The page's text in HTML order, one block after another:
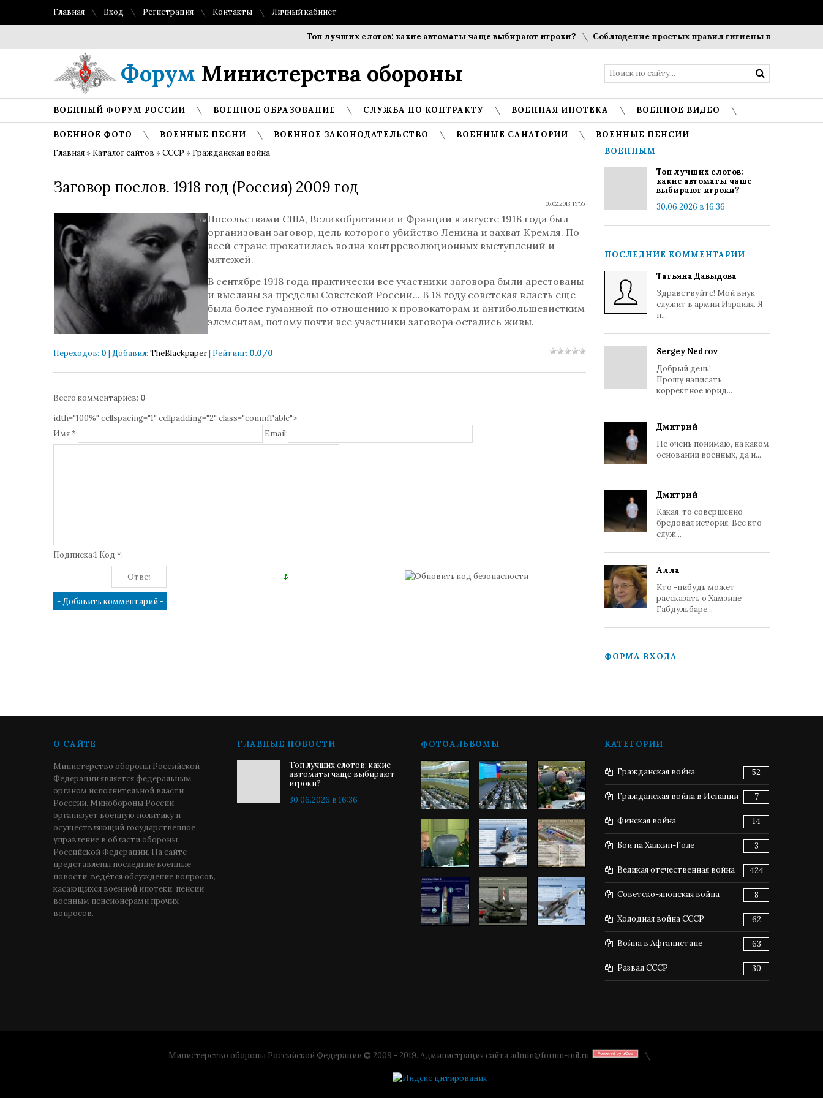
Главная Вход Регистрация Контакты Личный кабинет
Топ лучших слотов: какие автоматы чаще выбирают игроки? Соблюдение простых правил гигиены помогает
Форум Министерства обороны
ВОЕННЫЙ ФОРУМ РОССИИ ВОЕННОЕ ОБРАЗОВАНИЕ СЛУЖБА ПО КОНТРАКТУ ВОЕННАЯ ИПОТЕКА ВОЕННОЕ ВИДЕО
ВОЕННОЕ ФОТО ВОЕННЫЕ ПЕСНИ ВОЕННОЕ ЗАКОНОДАТЕЛЬСТВО ВОЕННЫЕ САНАТОРИИ
ВОЕННЫЕ ПЕНСИИ
Главная » Каталог сайтов »СССР » Гражданская война
Заговор послов. 1918 год (Россия) 2009 год
07.02.2013, 15:55
Посольствами США, Великобритании и Франции в августе 1918 года был
организован заговор, цель которого убийство Ленина и захват Кремля. По
всей стране прокатилась волна контрреволюционных выступлений и
мятежей.
В сентябре 1918 года практически все участники заговора были арестованы
и высланы за пределы Советской России... В 18 году советская власть еще
была более гуманной по отношению к провокаторам и антибольшевистким
элементам, потому почти все участники заговора остались живы.
Переходов: 0 | Добавил: TheBlackpaper| Рейтинг: 0.0/0
Всего комментариев: 0
idth="100%" cellspacing="1" cellpadding="2" class="commTable">
Имя *:
Email:
Подписка:1 Код *:
ВОЕННЫМ
Топ лучших слотов:
какие автоматы чаще
выбирают игроки?
30.06.2026 в 16:36
ПОСЛЕДНИЕ КОММЕНТАРИИ
Татьяна Давыдова
Здравствуйте! Мой внук
служит в армии Израиля. Я
п...
Sergey Nedrov
Добрый день!
Прошу написать
корректное юрид...
Дмитрий
Не очень понимаю, на каком
основании военных, да и...
Дмитрий
Какая-то совершенно
бредовая история. Все кто
служ...
Алла
Кто -нибудь может
рассказать о Хамзине
Габдульбаре...
ФОРМА ВХОДА
О САЙТЕ
Министерство обороны Российской
Федерации является федеральным
органом исполнительной власти
Росссии. Минобороны России
организует военную политику и
осуществляющий государственное
управление в области обороны
Российской Федерации. На сайте
представлены последние военные
новости, ведётся обсуждение вопросов,
касающихся военной ипотеки, пенсии
военным пенсионерами прочих
вопросов.
ГЛАВНЫЕ НОВОСТИ
Топ лучших слотов: какие
автоматы чаще выбирают
игроки?
30.06.2026 в 16:36
ФОТОАЛЬБОМЫ КАТЕГОРИИ
Гражданская война 52
Гражданская война в Испании 7
Финская война 14
Бои на Халхин-Голе 3
Великая отечественная война 424
Советско-японская война 8
Холодная война СССР 62
Война в Афганистане 63
Развал СССР 30
Министерство обороны Российской Федерации © 2009 - 2019. Администрация сайта admin@forum-mil.ru